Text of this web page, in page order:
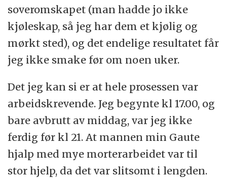
soveromskapet (man hadde jo ikke
kjøleskap, så jeg har dem et kjølig og
mørkt sted), og det endelige resultatet får
jeg ikke smake før om noen uker.
Det jeg kan si er at hele prosessen var
arbeidskrevende. Jeg begynte kl 17.00, og
bare avbrutt av middag, var jeg ikke
ferdig før kl 21. At mannen min Gaute
hjalp med mye morterarbeidet var til
stor hjelp, da det var slitsomt i lengden.